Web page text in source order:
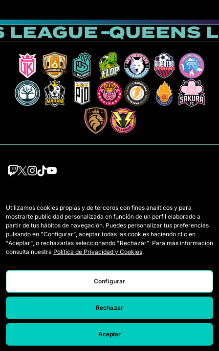
Draft-Spielerinnen
Wildcards
Spiele
Wie Queens gespielt wird
Tickets
Presseakkreditierungen
Arbeiten Sie mit uns
Utilizamos cookies propias y de terceros con fines analíticos y para
mostrarte publicidad personalizada en función de un perfil elaborado a
partir de tus hábitos de navegación. Puedes personalizar tus preferencias
pulsando en "Configurar", aceptar todas las cookies haciendo clic en
"Aceptar", o rechazarlas seleccionando "Rechazar". Para más información
consulta nuestra Política de Privacidad y Cookies.
Configurar
Rechazar
Aceptar